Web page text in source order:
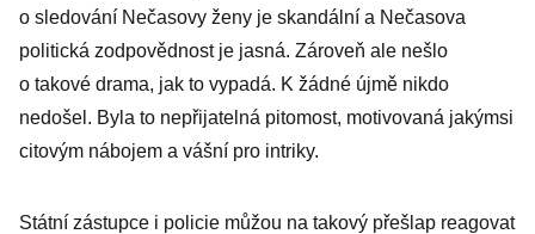
o sledování Nečasovy ženy je skandální a Nečasova
politická zodpovědnost je jasná. Zároveň ale nešlo
o takové drama, jak to vypadá. K žádné újmě nikdo
nedošel. Byla to nepřijatelná pitomost, motivovaná jakýmsi
citovým nábojem a vášní pro intriky.
Státní zástupce i policie můžou na takový přešlap reagovat